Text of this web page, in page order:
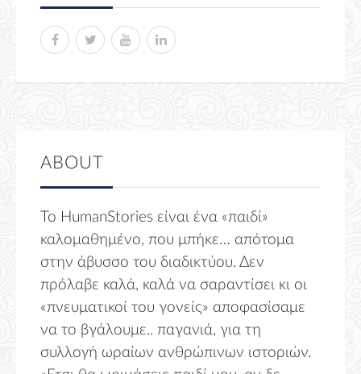
ABOUT
Το HumanStories είναι ένα «παιδί»
καλομαθημένο, που μπήκε… απότομα
στην άβυσσο του διαδικτύου. Δεν
πρόλαβε καλά, καλά να σαραντίσει κι οι
«πνευματικοί του γονείς» αποφασίσαμε
να το βγάλουμε.. παγανιά, για τη
συλλογή ωραίων ανθρώπινων ιστοριών.